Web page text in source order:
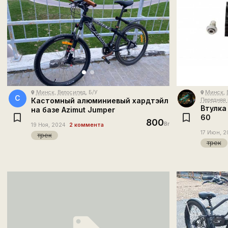
С
place Минск, Велосипед, Б/У
Кастомный алюминиевый хардтэйл
на базе Azimut Jumper
19 Ноя, 2024 2 коммента 800 Br
трек
place Минск,
Передняя
60
17 Июн,
трек